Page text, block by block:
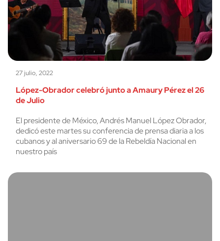
27 julio, 2022
López-Obrador celebró junto a Amaury Pérez el 26
de Julio
El presidente de México, Andrés Manuel López Obrador,
dedicó este martes su conferencia de prensa diaria a los
cubanos y al aniversario 69 de la Rebeldía Nacional en
nuestro país